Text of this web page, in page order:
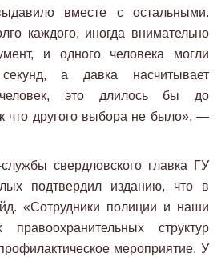
вместе с остальными.
каждого, иногда внимательно
и одного человека могли
а давка насчитывает
человек, это длилось бы до
что другого выбора не было», —
службы свердловского главка ГУ
подтвердил изданию, что в
«Сотрудники полиции и наши
структур
мероприятие. У